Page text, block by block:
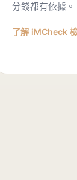
分錢都有依據。
了解 iMCheck